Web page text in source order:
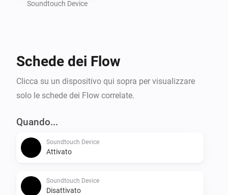
Soundtouch Device
Schede dei Flow
Clicca su un dispositivo qui sopra per visualizzare
solo le schede dei Flow correlate.
Quando...
Soundtouch Device
Attivato
Soundtouch Device
Disattivato